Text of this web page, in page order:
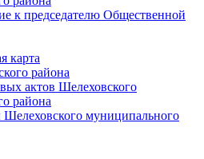
к председателю Общественной
карта
района
актов Шелеховского
района
муниципального